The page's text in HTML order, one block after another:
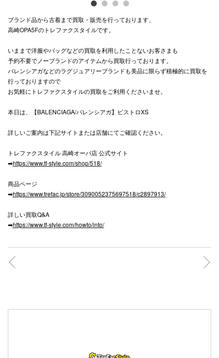
ブランド品から古着まで買取・販売を行っております、
高崎OPA5Fのトレファクスタイルです。
いままで洋服やバッグなどの買取を利用したことないお客さまも
予約不要でノーブランドのアイテムから買取行っております。
バレンシアガなどのラグジュアリーブランドも美品に限らず積極的に買取を
行っておりますので
お気軽にトレファクスタイルの買取をご利用くださいませ。
本日は、【BALENCIAGA/バレンシアガ】ビストロXS
詳しいご案内は下記サイトまたは店舗にてご確認ください。
トレファクスタイル 高崎オーパ店 公式サイト
➡https://www.tf-style.com/shop/518/
商品ページ
➡https://www.trefac.jp/store/3090052375697518/c2897913/
詳しい買取Q&A
➡https://www.tf-style.com/howto/into/
ソーシャル